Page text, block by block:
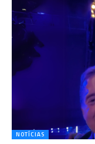
NOTÍCIAS